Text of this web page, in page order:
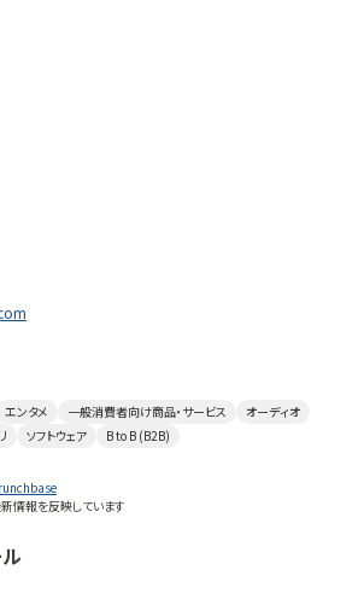
ンラインストア、直販部隊、サードパー
トワーク事業者、卸売業者、小売業者、
じて世界各地で製品を販売し、またオ
を通じてアプリケーションソフトウェア
ている。
エンタメ 一般消費者向け商品・サービス
オーディオ
ソフトウェア B to B (B2B)
報を反映しています